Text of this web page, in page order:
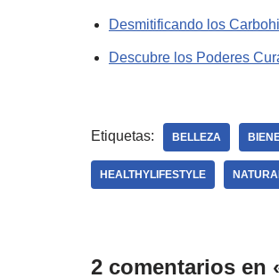
Desmitificando los
Descubre los Poderes
Etiquetas: BELLEZA
HEALTHYLIFESTYLE
2 comentarios en